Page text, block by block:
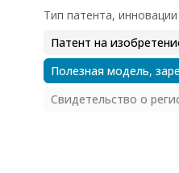
Тип патента, инновации
Патент на
Полезная модель,
Свидетельство о